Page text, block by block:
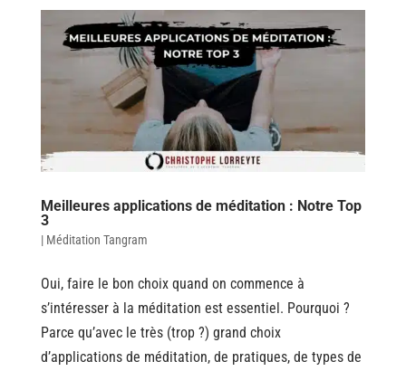
Meilleures applications de méditation : Notre Top
3
| Méditation Tangram
Oui, faire le bon choix quand on commence à
s’intéresser à la méditation est essentiel. Pourquoi ?
Parce qu’avec le très (trop ?) grand choix
d’applications de méditation, de pratiques, de types de